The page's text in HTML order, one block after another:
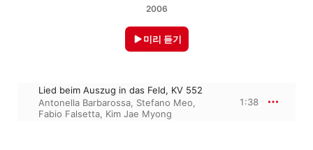
2006
미리 듣기
Lied beim Auszug in das Feld, KV 552
Antonella Barbarossa, Stefano Meo,
Fabio Falsetta, Kim Jae Myong
1:38